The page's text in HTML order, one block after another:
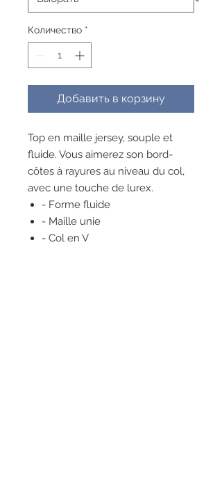
Количество *
Добавить в корзину
Top en maille jersey, souple et
fluide. Vous aimerez son bord-
côtes à rayures au niveau du col,
avec une touche de lurex.
- Forme fluide
- Maille unie
- Col en V